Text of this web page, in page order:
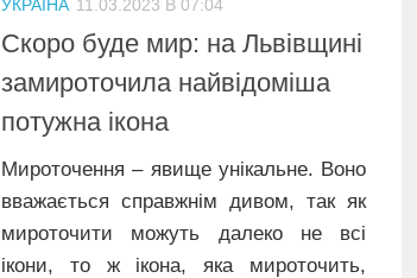
УКРАЇНА 11.03.2023 В 07:04
Скоро буде мир: на Львівщині
замироточила найвідоміша
потужна ікона
Мироточення – явище унікальне. Воно
вважається справжнім дивом, так як
мироточити можуть далеко не всі
ікони, то ж ікона, яка мироточить,